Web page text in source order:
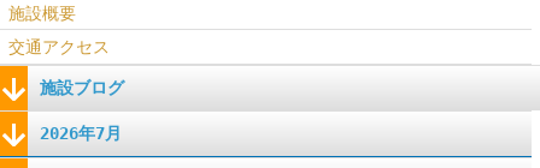
施設概要
交通アクセス
施設ブログ
2026年7月